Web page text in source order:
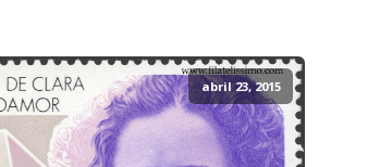
abril 23, 2015